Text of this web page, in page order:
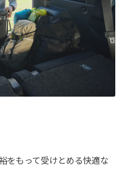
をもって受けとめる快適な